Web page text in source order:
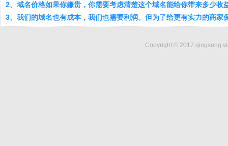
2、域名价格如果你嫌贵，你需要考虑清楚这个域名能给你带来多少收
3、我们的域名也有成本，我们也需要利润。但为了给更有实力的商家
Copyright © 2017